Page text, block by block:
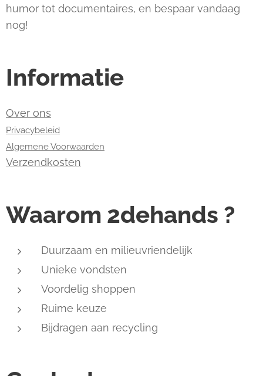
humor tot documentaires, en bespaar vandaag
nog!
Informatie
Over ons
Privacybeleid
Algemene Voorwaarden
Verzendkosten
Waarom 2dehands ?
Duurzaam en milieuvriendelijk
Unieke vondsten
Voordelig shoppen
Ruime keuze
Bijdragen aan recycling